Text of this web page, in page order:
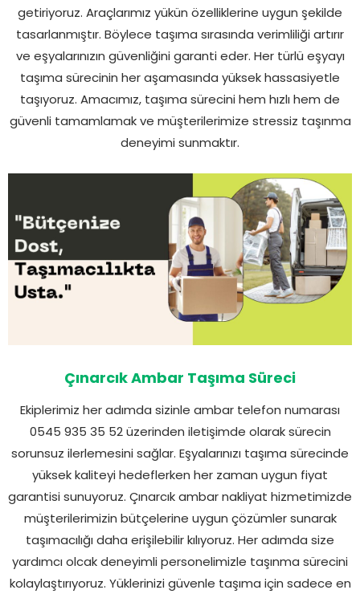
getiriyoruz. Araçlarımız yükün özelliklerine uygun şekilde
tasarlanmıştır. Böylece taşıma sırasında verimliliği artırır
ve eşyalarınızın güvenliğini garanti eder. Her türlü eşyayı
taşıma sürecinin her aşamasında yüksek hassasiyetle
taşıyoruz. Amacımız, taşıma sürecini hem hızlı hem de
güvenli tamamlamak ve müşterilerimize stressiz taşınma
deneyimi sunmaktır.
Çınarcık Ambar Taşıma Süreci
Ekiplerimiz her adımda sizinle ambar telefon numarası
0545 935 35 52 üzerinden iletişimde olarak sürecin
sorunsuz ilerlemesini sağlar. Eşyalarınızı taşıma sürecinde
yüksek kaliteyi hedeflerken her zaman uygun fiyat
garantisi sunuyoruz. Çınarcık ambar nakliyat hizmetimizde
müşterilerimizin bütçelerine uygun çözümler sunarak
taşımacılığı daha erişilebilir kılıyoruz. Her adımda size
yardımcı olcak deneyimli personelimizle taşınma sürecini
kolaylaştırıyoruz. Yüklerinizi güvenle taşıma için sadece en